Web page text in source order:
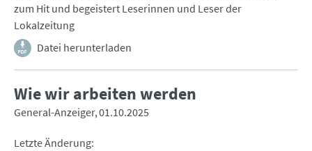
zum Hit und begeistert Leserinnen und Leser der
Lokalzeitung
Datei herunterladen
Wie wir arbeiten werden
General-Anzeiger 01.10.2025
Letzte Änderung